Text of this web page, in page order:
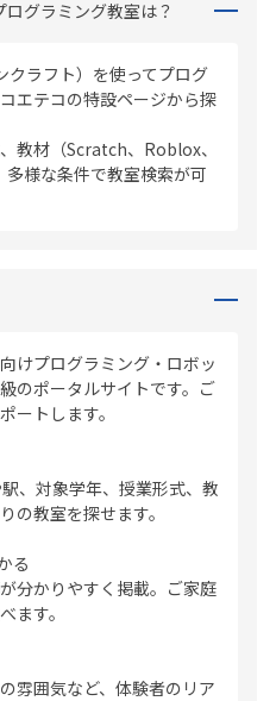
グラミング教室は？
ラフト）を使ってプログ
エテコの特設ページから探
教材（Scratch、Roblox、
様な条件で教室検索が可
けプログラミング・ロボッ
のポータルサイトです。ご
ートします。
、対象学年、授業形式、教
の教室を探せます。
る
分かりやすく掲載。ご家庭
ます。
雰囲気など、体験者のリア